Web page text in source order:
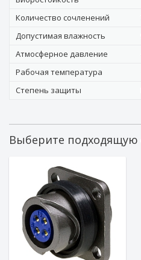
Количество сочленений
Допустимая влажность
Атмосферное давление
Рабочая температура
Степень защиты
Выберите подходящую